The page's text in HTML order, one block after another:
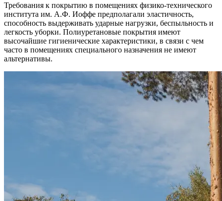
Требования к покрытию в помещениях физико-технического
института им. А.Ф. Иоффе предполагали эластичность,
способность выдерживать ударные нагрузки, беспыльность и
легкость уборки. Полиуретановые покрытия имеют
высочайшие гигиенические характеристики, в связи с чем
часто в помещениях специального назначения не имеют
альтернативы.